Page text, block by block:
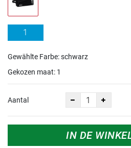
1
Gewählte Farbe: schwarz
Gekozen maat: 1
Aantal
IN DE